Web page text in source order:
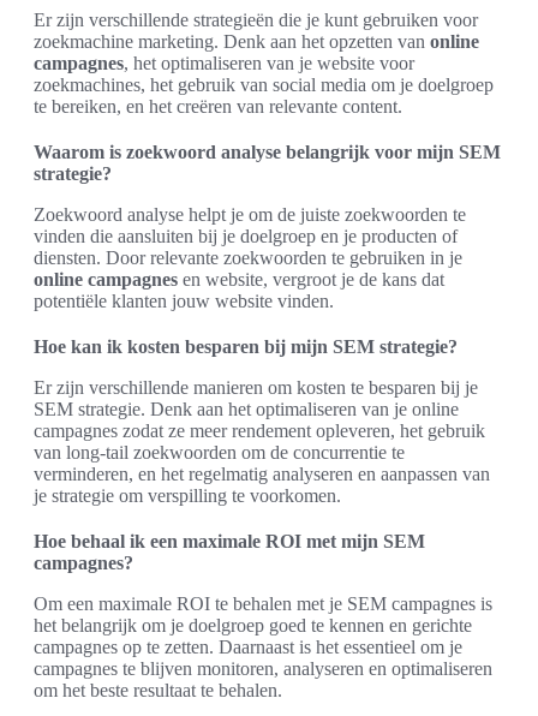
Er zijn verschillende strategieën die je kunt gebruiken voor
zoekmachine marketing. Denk aan het opzetten van online
campagnes, het optimaliseren van je website voor
zoekmachines, het gebruik van social media om je doelgroep
te bereiken, en het creëren van relevante content.
Waarom is zoekwoord analyse belangrijk voor mijn SEM
strategie?
Zoekwoord analyse helpt je om de juiste zoekwoorden te
vinden die aansluiten bij je doelgroep en je producten of
diensten. Door relevante zoekwoorden te gebruiken in je
online campagnes en website, vergroot je de kans dat
potentiële klanten jouw website vinden.
Hoe kan ik kosten besparen bij mijn SEM strategie?
Er zijn verschillende manieren om kosten te besparen bij je
SEM strategie. Denk aan het optimaliseren van je online
campagnes zodat ze meer rendement opleveren, het gebruik
van long-tail zoekwoorden om de concurrentie te
verminderen, en het regelmatig analyseren en aanpassen van
je strategie om verspilling te voorkomen.
Hoe behaal ik een maximale ROI met mijn SEM
campagnes?
Om een maximale ROI te behalen met je SEM campagnes is
het belangrijk om je doelgroep goed te kennen en gerichte
campagnes op te zetten. Daarnaast is het essentieel om je
campagnes te blijven monitoren, analyseren en optimaliseren
om het beste resultaat te behalen.